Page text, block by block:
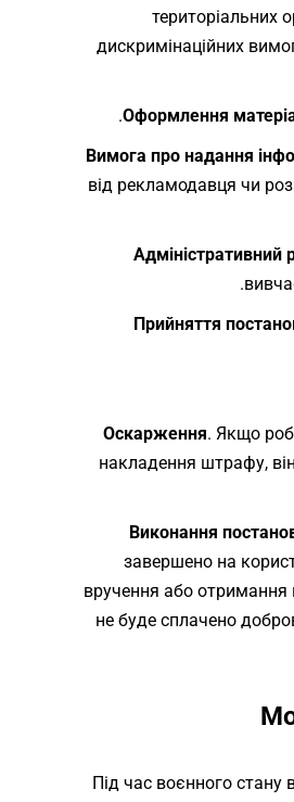
територіальних
дискримінаційних
Оформлення
Вимога про надання
від рекламодавця чи
Адміністративний
Прийняття
Оскарження. Якщо
накладення штрафу,
Виконання
завершено на
вручення або
не буде сплачено
Під час воєнного стану